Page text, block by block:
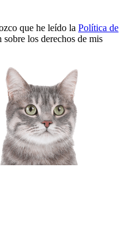
que he leído la Política de
los derechos de mis